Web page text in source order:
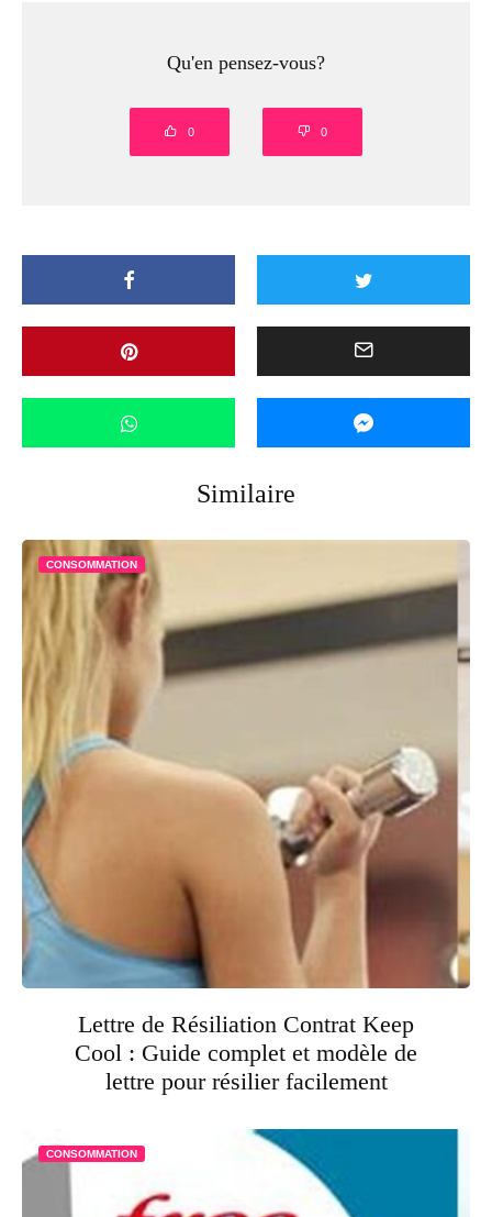
Qu'en pensez-vous?
0 0
Similaire
CONSOMMATION
Lettre de Résiliation Contrat Keep
Cool : Guide complet et modèle de
lettre pour résilier facilement
CONSOMMATION